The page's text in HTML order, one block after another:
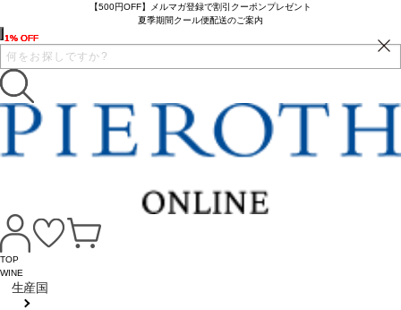
【500円OFF】メルマガ登録で割引クーポンプレゼント
夏季期間クール便配送のご案内
TOP
WINE
生産国
1% OFF
1% OFF
1% OFF
1% OFF